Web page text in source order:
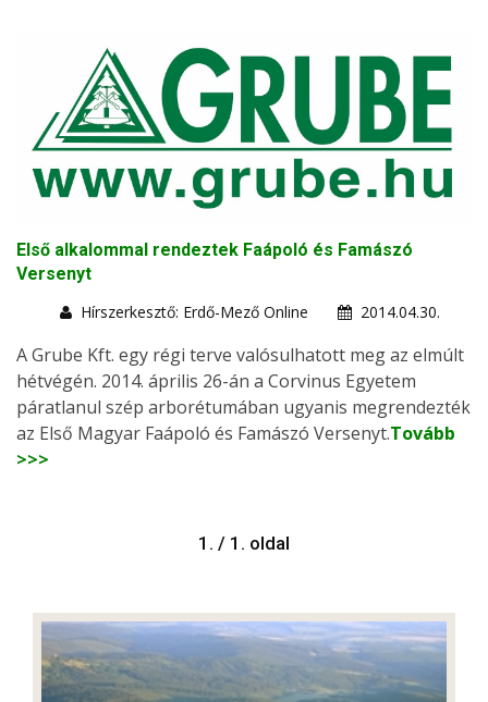
Első alkalommal rendeztek Faápoló és Famászó
Versenyt
Hírszerkesztő: Erdő-Mező Online
2014.04.30.
A Grube Kft. egy régi terve valósulhatott meg az elmúlt
hétvégén. 2014. április 26-án a Corvinus Egyetem
páratlanul szép arborétumában ugyanis megrendezték
az Első Magyar Faápoló és Famászó Versenyt.Tovább
>>>
1. / 1. oldal